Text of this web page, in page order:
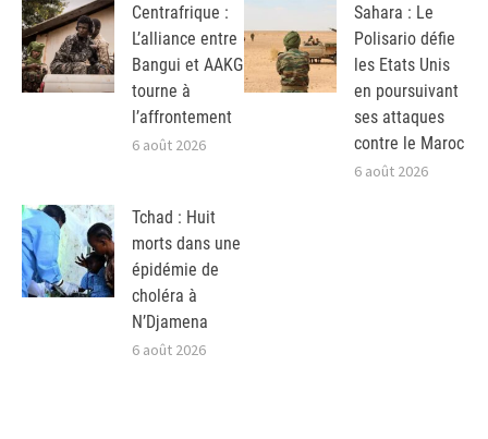
Centrafrique :
L’alliance entre
Bangui et AAKG
tourne à
l’affrontement
6 août 2026
Sahara : Le
Polisario défie
les Etats Unis
en poursuivant
ses attaques
contre le Maroc
6 août 2026
Tchad : Huit
morts dans une
épidémie de
choléra à
N’Djamena
6 août 2026